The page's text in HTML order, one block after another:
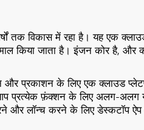
तक विकास में रहा है। यह एक
जाता है। इंजन कोर है, और
प्रकाशन के लिए एक क्लाउड
फ़ंक्शन के लिए अलग-अलग
और लॉन्च करने के लिए डेस्कटॉप ऐप